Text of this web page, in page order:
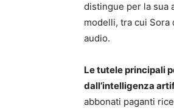
distingue per la sua
modelli, tra cui Sora
audio.
Le tutele principali
dall’intelligenza
abbonati paganti